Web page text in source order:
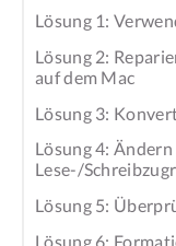
Lösung 1:
Lösung 2:
auf dem Mac
Lösung 3:
Lösung 4:
Lese-/
Lösung 5:
Lösung 6: